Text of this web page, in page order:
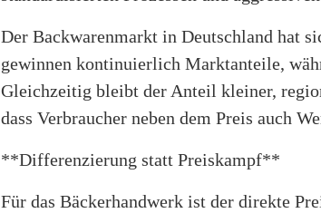
Der Backwarenmarkt in Deutschland hat
gewinnen kontinuierlich Marktanteile,
Gleichzeitig bleibt der Anteil kleiner,
dass Verbraucher neben dem Preis auch
**Differenzierung statt Preiskampf**
Für das Bäckerhandwerk ist der direkte